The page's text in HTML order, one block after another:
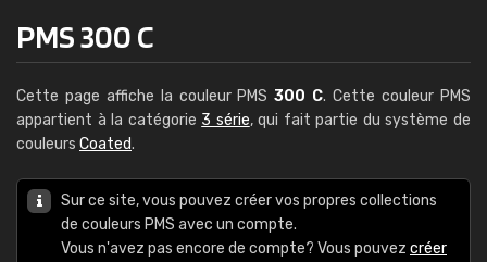
PMS 300 C
Cette page affiche la couleur PMS300 C. Cette couleur PMS
appartient à la catégorie 3 série, qui fait partie du système de
couleurs Coated.
Sur ce site, vous pouvez créer vos propres collections
de couleurs PMS avec un compte.
Vous n'avez pas encore de compte? Vous pouvez créer